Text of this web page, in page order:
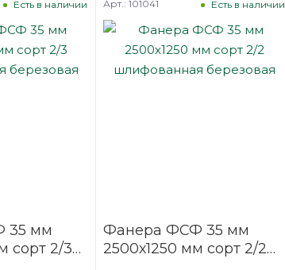
35 мм
сорт 2/3
Есть в наличии
Фанера ФСФ 35 мм
2500х1250 мм сорт 2/2
Есть в наличии
Арт.: 101041